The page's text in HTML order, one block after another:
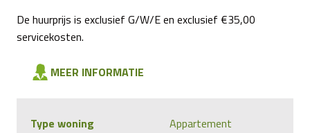
De huurprijs is exclusief G/W/E en exclusief €35,00
servicekosten.
MEER INFORMATIE
Type woning
Appartement